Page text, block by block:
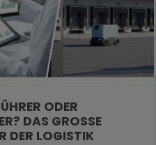
ODER
DAS GROSSE B
LOGISTIK E